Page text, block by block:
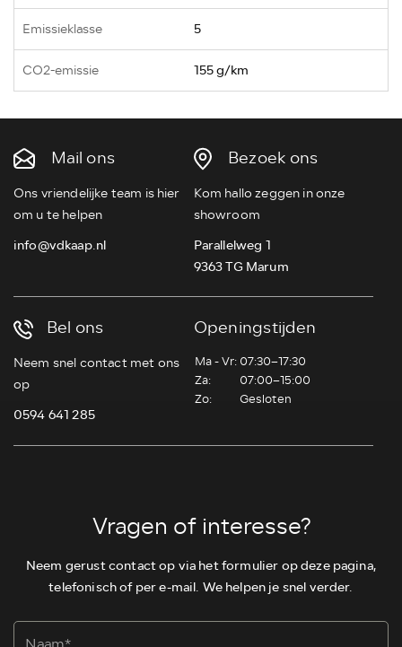
Emissieklasse 5
CO2-emissie 155 g/km
Mail ons
Ons vriendelijke team is hier
om u te helpen
info@vdkaap.nl
Bezoek ons
Kom hallo zeggen in onze
showroom
Parallelweg 1
9363 TG Marum
Bel ons
Neem snel contact met ons
op
0594 641 285
Openingstijden
Ma - Vr: 07:30–17:30
Za:
07:00–15:00
Zo:
Gesloten
Vragen of interesse?
Neem gerust contact op via het formulier op deze pagina,
telefonisch of per e-mail. We helpen je snel verder.